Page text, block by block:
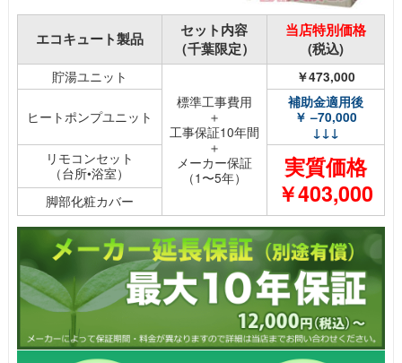
エコキュート製品
セット内容
（千葉限定）
当店特別価格
(税込)
貯湯ユニット
標準工事費用
＋
工事保証10年間
＋
メーカー保証
（1〜5年）
￥473,000
ヒートポンプユニット
補助金適用後
￥ –70,000
↓↓↓
リモコンセット
（台所•浴室）
実質価格
￥403,000
脚部化粧カバー